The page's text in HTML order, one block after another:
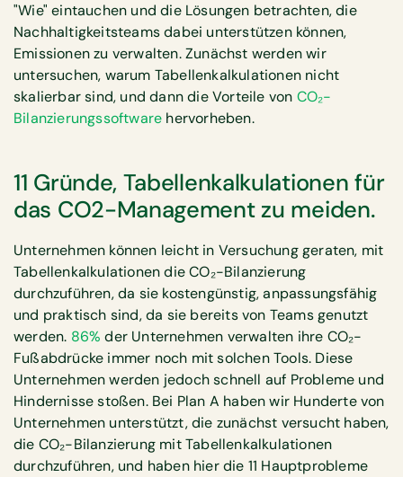
"Wie" eintauchen und die Lösungen betrachten, die
Nachhaltigkeitsteams dabei unterstützen können,
Emissionen zu verwalten. Zunächst werden wir
untersuchen, warum Tabellenkalkulationen nicht
skalierbar sind, und dann die Vorteile von CO₂-
Bilanzierungssoftware hervorheben.
11 Gründe, Tabellenkalkulationen für
das CO2-Management zu meiden.
Unternehmen können leicht in Versuchung geraten, mit
Tabellenkalkulationen die CO₂-Bilanzierung
durchzuführen, da sie kostengünstig, anpassungsfähig
und praktisch sind, da sie bereits von Teams genutzt
werden. 86% der Unternehmen verwalten ihre CO₂-
Fußabdrücke immer noch mit solchen Tools. Diese
Unternehmen werden jedoch schnell auf Probleme und
Hindernisse stoßen. Bei Plan A haben wir Hunderte von
Unternehmen unterstützt, die zunächst versucht haben,
die CO₂-Bilanzierung mit Tabellenkalkulationen
durchzuführen, und haben hier die 11 Hauptprobleme